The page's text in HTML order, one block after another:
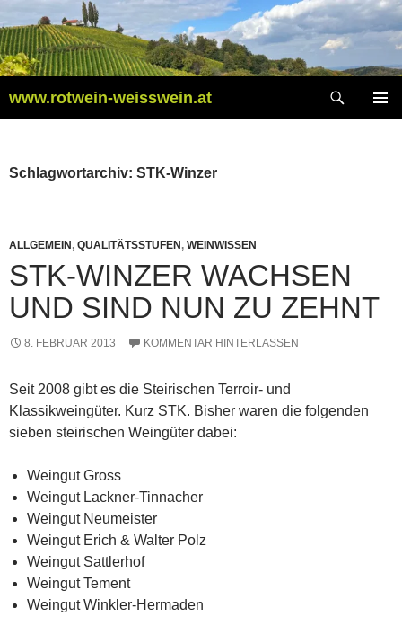
Inhalt
springen
www.rotwein-weisswein.at
Schlagwortarchiv: STK-Winzer
ALLGEMEIN , QUALITÄTSSTUFEN , WEINWISSEN
STK-WINZER WACHSEN
UND SIND NUN ZU ZEHNT
8. FEBRUAR 2013 KOMMENTAR HINTERLASSEN
Seit 2008 gibt es die Steirischen Terroir- und
Klassikweingüter. Kurz STK. Bisher waren die folgenden
sieben steirischen Weingüter dabei:
Weingut Gross
Weingut Lackner-Tinnacher
Weingut Neumeister
Weingut Erich & Walter Polz
Weingut Sattlerhof
Weingut Tement
Weingut Winkler-Hermaden